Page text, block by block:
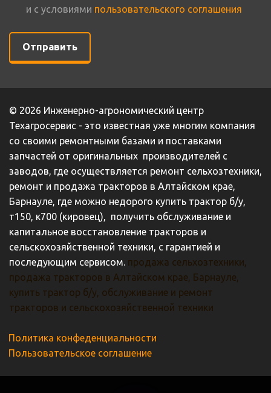
и с условиями пользовательского соглашения
Отправить
© 2026 Инженерно-агрономический центр
Техагросервис - это известная уже многим компания
со своими ремонтными базами и поставками
запчастей от оригинальных  производителей с
заводов, где осуществляется ремонт сельхозтехники,
ремонт и продажа тракторов в Алтайском крае,
Барнауле, где можно недорого купить трактор б/у,
т150, к700 (кировец),  получить обслуживание и
капитальное восстановление тракторов и
сельскохозяйственной техники, с гарантией и
последующим сервисом. продажа сельхозтехники,
продажа тракторов в Алтайском крае, Барнауле,
купить трактор б/у, обслуживание и ремонт
тракторов и сельскохозяйственной техники
Политика конфеденциальности
Пользовательское соглашение